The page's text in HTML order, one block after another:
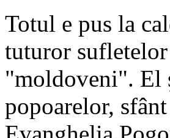
Totul e pus la
tuturor sufletelor
"moldoveni". El
popoarelor,